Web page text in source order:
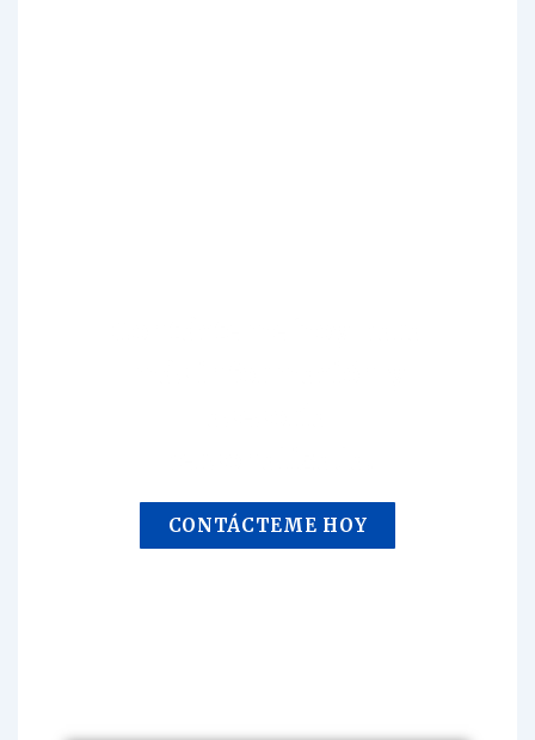
CONTÁCTEME HOY